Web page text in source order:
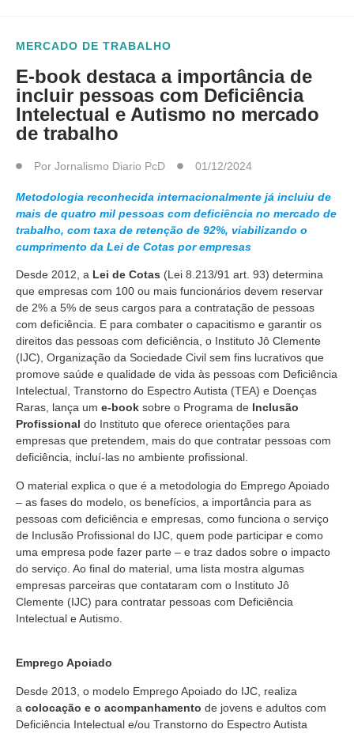
MERCADO DE TRABALHO
E-book destaca a importância de
incluir pessoas com Deficiência
Intelectual e Autismo no mercado
de trabalho
Por Jornalismo Diario PcD 01/12/2024
Metodologia reconhecida internacionalmente já incluiu de
mais de quatro mil pessoas com deficiência no mercado de
trabalho, com taxa de retenção de 92%, viabilizando o
cumprimento da Lei de Cotas por empresas
Desde 2012, a Lei de Cotas (Lei 8.213/91 art. 93) determina
que empresas com 100 ou mais funcionários devem reservar
de 2% a 5% de seus cargos para a contratação de pessoas
com deficiência. E para combater o capacitismo e garantir os
direitos das pessoas com deficiência, o Instituto Jô Clemente
(IJC), Organização da Sociedade Civil sem fins lucrativos que
promove saúde e qualidade de vida às pessoas com Deficiência
Intelectual, Transtorno do Espectro Autista (TEA) e Doenças
Raras, lança um e-book sobre o Programa de Inclusão
Profissional do Instituto que oferece orientações para
empresas que pretendem, mais do que contratar pessoas com
deficiência, incluí-las no ambiente profissional.
O material explica o que é a metodologia do Emprego Apoiado
– as fases do modelo, os benefícios, a importância para as
pessoas com deficiência e empresas, como funciona o serviço
de Inclusão Profissional do IJC, quem pode participar e como
uma empresa pode fazer parte – e traz dados sobre o impacto
do serviço. Ao final do material, uma lista mostra algumas
empresas parceiras que contataram com o Instituto Jô
Clemente (IJC) para contratar pessoas com Deficiência
Intelectual e Autismo.
Emprego Apoiado
Desde 2013, o modelo Emprego Apoiado do IJC, realiza
a colocação e o acompanhamento de jovens e adultos com
Deficiência Intelectual e/ou Transtorno do Espectro Autista